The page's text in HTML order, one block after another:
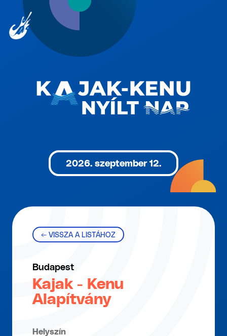
2026. szeptember 12.
← VISSZA A LISTÁHOZ
Budapest
Kajak - Kenu
Alapítvány
Helyszín